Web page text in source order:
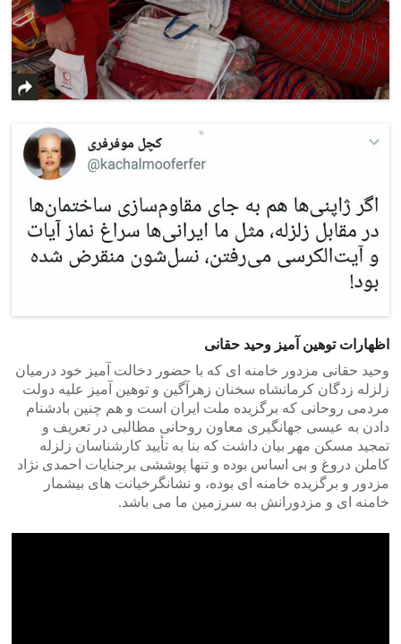
اظهارات توهین آمیز وحید حقانی
وحید حقانی مزدور خامنه ای که با حضور دخالت آمیز خود درمیان
زلزله زدگان کرمانشاه سخنان زهرآگین و توهین آمیز علیه دولت
مردمی روحانی که برگزیده ملت ایران است و هم چنین بادشنام
دادن به عیسی جهانگیری معاون روحانی مطالبی در تعریف و
تمجید مسکن مهر بیان داشت که بنا به تأیید کارشناسان زلزله
کاملن دروغ و بی اساس بوده و تنها پوششی برجنایات احمدی نژاد
مزدور و برگزیده خامنه ای بوده، و نشانگرخیانت های بیشمار
خامنه ای و مزدورانش به سرزمین ما می باشد.